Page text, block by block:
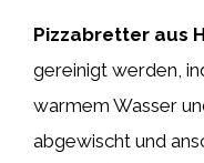
Pizzabretter aus
gereinigt werden,
warmem Wasser
abgewischt und